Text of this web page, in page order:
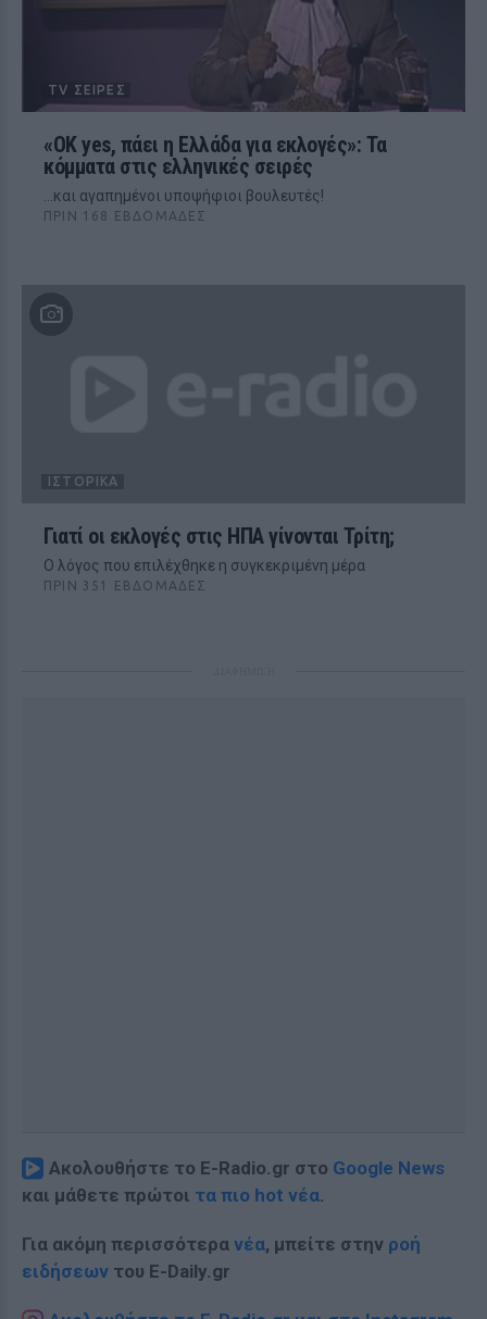
TV ΣΕΙΡΈΣ
«OK yes, πάει η Ελλάδα για εκλογές»: Τα
κόμματα στις ελληνικές σειρές
...και αγαπημένοι υποψήφιοι βουλευτές!
ΠΡΙΝ 168 ΕΒΔΟΜΆΔΕΣ
ΙΣΤΟΡΙΚΆ
Γιατί οι εκλογές στις ΗΠΑ γίνονται Τρίτη;
Ο λόγος που επιλέχθηκε η συγκεκριμένη μέρα
ΠΡΙΝ 351 ΕΒΔΟΜΆΔΕΣ
Ακολουθήστε το E-Radio.gr στο Google News
και μάθετε πρώτοι τα πιο hot νέα.
Για ακόμη περισσότερα νέα, μπείτε στην ροή
ειδήσεων του E-Daily.gr